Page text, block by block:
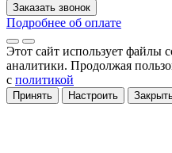
Заказать звонок
Подробнее об оплате
Этот сайт использует файлы
аналитики. Продолжая
с политикой
Принять Настроить